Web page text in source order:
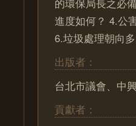
的環保局長之必
進度如何？ 4.公
6.垃圾處理朝向
出版者：
台北市議會、中
貢獻者：